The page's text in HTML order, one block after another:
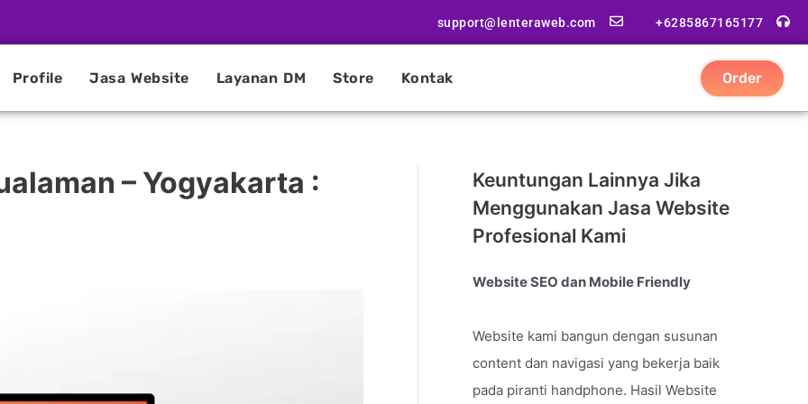
support@lenteraweb.com +6285867165177
Profile Jasa Website Layanan DM Store Kontak Order
– Yogyakarta :
Keuntungan Lainnya Jika
Menggunakan Jasa Website
Profesional Kami
Website SEO dan Mobile Friendly
Website kami bangun dengan susunan
content dan navigasi yang bekerja baik
pada piranti handphone. Hasil Website